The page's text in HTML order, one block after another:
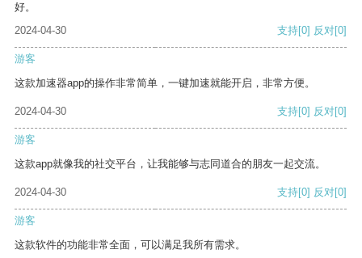
好。
2024-04-30
支持[0] 反对[0]
游客
这款加速器app的操作非常简单，一键加速就能开启，非常方便。
2024-04-30 支持[0] 反对[0]
游客
这款app就像我的社交平台，让我能够与志同道合的朋友一起交流。
2024-04-30 支持[0] 反对[0]
游客
这款软件的功能非常全面，可以满足我所有需求。